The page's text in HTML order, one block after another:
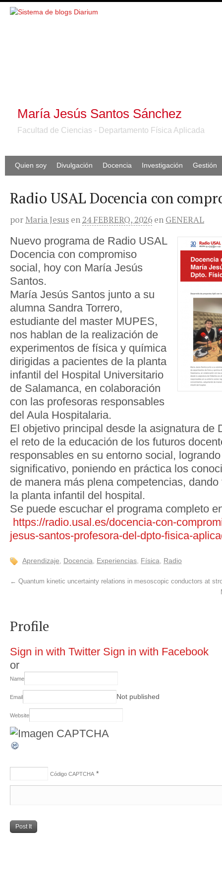
María Jesús Santos Sánchez
Facultad de Ciencias - Departamento Física Aplicada
Quien soy Divulgación Docencia Investigación Gestión
Radio USAL Docencia con
por Maria Jesus en 24 FEBRERO, 2026 en GENERAL
Nuevo programa de Radio USAL
Docencia con compromiso
social, hoy con María Jesús
Santos.
María Jesús Santos junto a su
alumna Sandra Torrero,
estudiante del master MUPES,
nos hablan de la realización de
experimentos de física y química
dirigidas a pacientes de la planta
infantil del Hospital Universitario
de Salamanca, en colaboración
con las profesoras responsables
del Aula Hospitalaria.
El objetivo principal desde la asignatura de
el reto de la educación de los futuros
responsables en su entorno social,
significativo, poniendo en práctica los
de manera más plena competencias,
la planta infantil del hospital.
Se puede escuchar el programa completo
https://radio.usal.es/docencia-con-
jesus-santos-profesora-del-dpto-fisica-
Aprendizaje Docencia Experiencias Física Radio
← Quantum kinetic uncertainty relations in mesoscopic conductors at
Profile
Sign in with Twitter Sign in with Facebook
or
Name
Email Not published
Website
Código CAPTCHA *